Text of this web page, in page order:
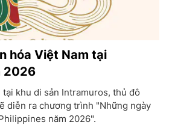
hóa Việt Nam tại
2026
khu di sản Intramuros, thủ đô
diễn ra chương trình "Những ngày
năm 2026".